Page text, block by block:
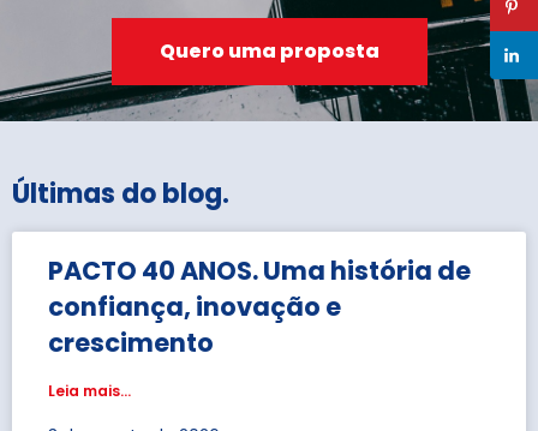
Quero uma proposta
Últimas do blog.
PACTO 40 ANOS. Uma história de
confiança, inovação e
crescimento
Leia mais...